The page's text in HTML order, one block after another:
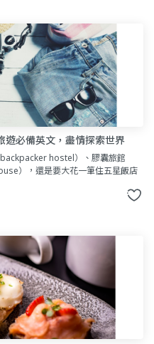
遊必備英文，盡情探索世界
hostel）、膠囊旅館
），還是要大花一筆住五星飯店